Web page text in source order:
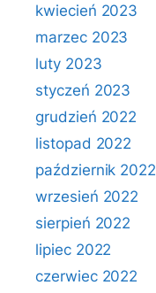
kwiecień 2023
marzec 2023
luty 2023
styczeń 2023
grudzień 2022
listopad 2022
październik 2022
wrzesień 2022
sierpień 2022
lipiec 2022
czerwiec 2022